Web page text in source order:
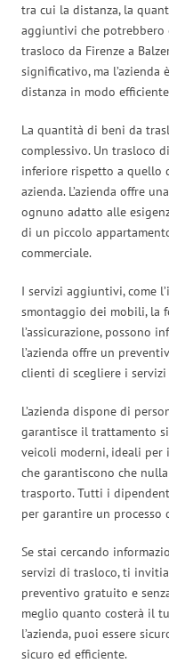
tra cui la distanza, la
aggiuntivi che potrebbero
trasloco da Firenze a
significativo, ma
distanza in modo
La quantità di beni da
complessivo. Un trasloco
inferiore rispetto a quello
azienda. L’azienda offre
ognuno adatto alle
di un piccolo
commerciale.
I servizi aggiuntivi, come
smontaggio dei mobili, la
l’assicurazione, possono
l’azienda offre un
clienti di scegliere i
L’azienda dispone di
garantisce il trattamento
veicoli moderni, ideali per
che garantiscono che
trasporto. Tutti i
per garantire un processo
Se stai cercando
servizi di trasloco, ti
preventivo gratuito e
meglio quanto costerà il
l’azienda, puoi essere
sicuro ed efficiente.